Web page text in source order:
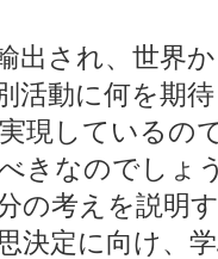
出され、世界
活動に何を期
現しているの
きなのでしょ
の考えを説明
決定に向け、